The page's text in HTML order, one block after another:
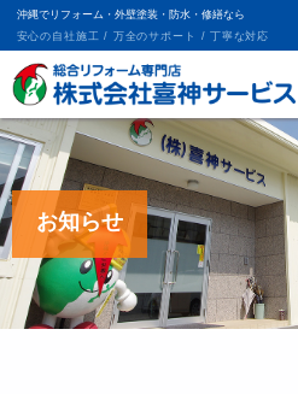
沖縄でリフォーム・外壁塗装・防水・修繕なら
安心の自社施工 / 万全のサポート / 丁寧な対応
お知らせ